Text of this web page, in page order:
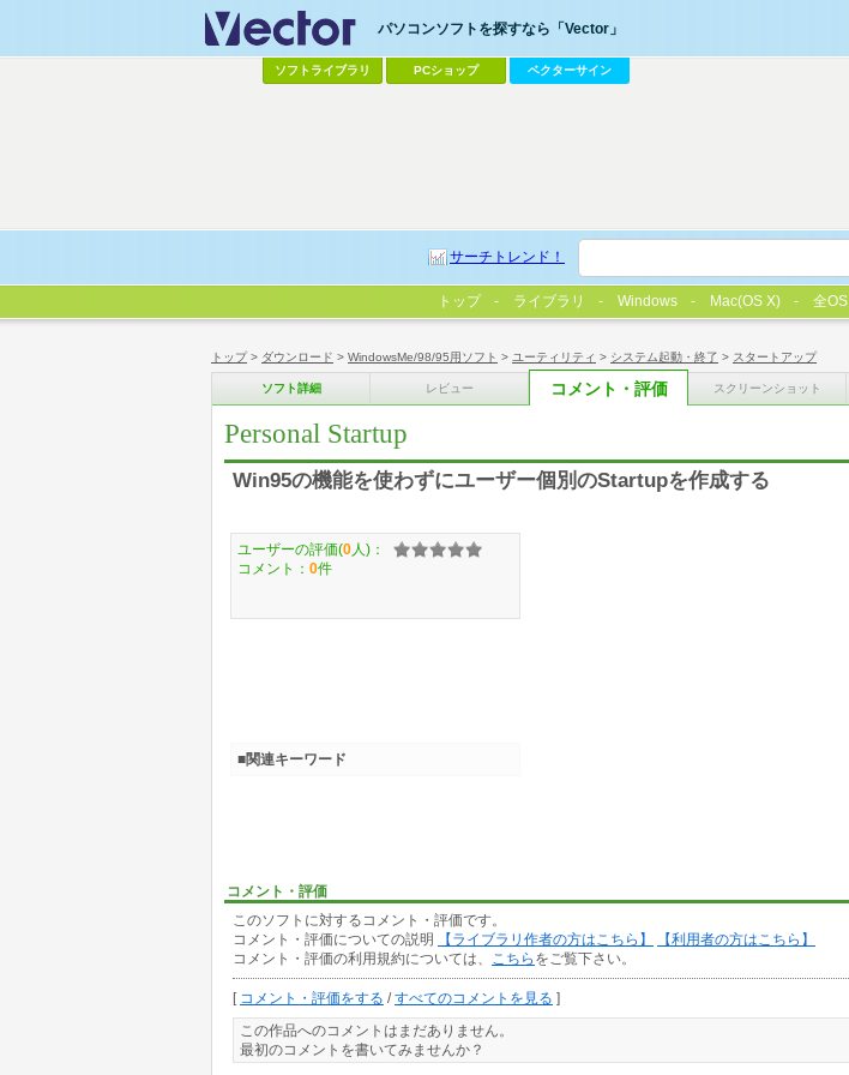
トップ> ダウンロード > WindowsMe/98/95用ソフト > ユーティリティ > システム起動・終了 > スタートアップ
ソフト詳細 レビュー コメント・評価 スクリーンショット
Personal Startup
Win95の機能を使わずにユーザー個別のStartupを作成する
コメント・評価
このソフトに対するコメント・評価です。
コメント・評価についての説明
【ライブラリ作者の方はこちら】
【利用者の方はこちら】
コメント・評価の利用規約については、
こちら をご覧下さい。
[ コメント・評価をする /すべてのコメントを見る ]
この作品へのコメントはまだありません。
最初のコメントを書いてみませんか？
ユーザーの評価(0 人)：
コメント： 0件
■関連キーワード
パソコンソフトを探すなら「Vector」
ソフトライブラリ PCショップ ベクターサイン
サーチトレンド！
トップ ライブラリ Windows Mac(OS X) 全OS